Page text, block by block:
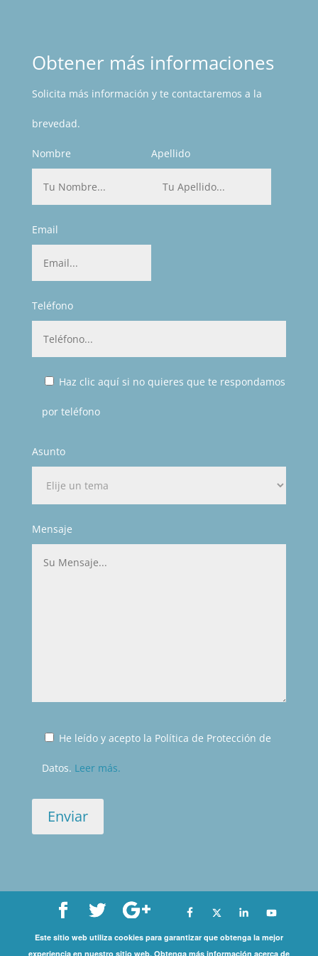
Obtener más informaciones
Solicita más información y te contactaremos a la
brevedad.
Nombre Apellido
Email
Teléfono
Haz clic aquí si no quieres que te respondamos
por teléfono
Asunto
Mensaje
He leído y acepto la Política de Protección de
Datos. Leer más.
Copyright©
Este sitio web utiliza cookies para garantizar que obtenga la mejor
experiencia en nuestro sitio web. Obtenga más información acerca de